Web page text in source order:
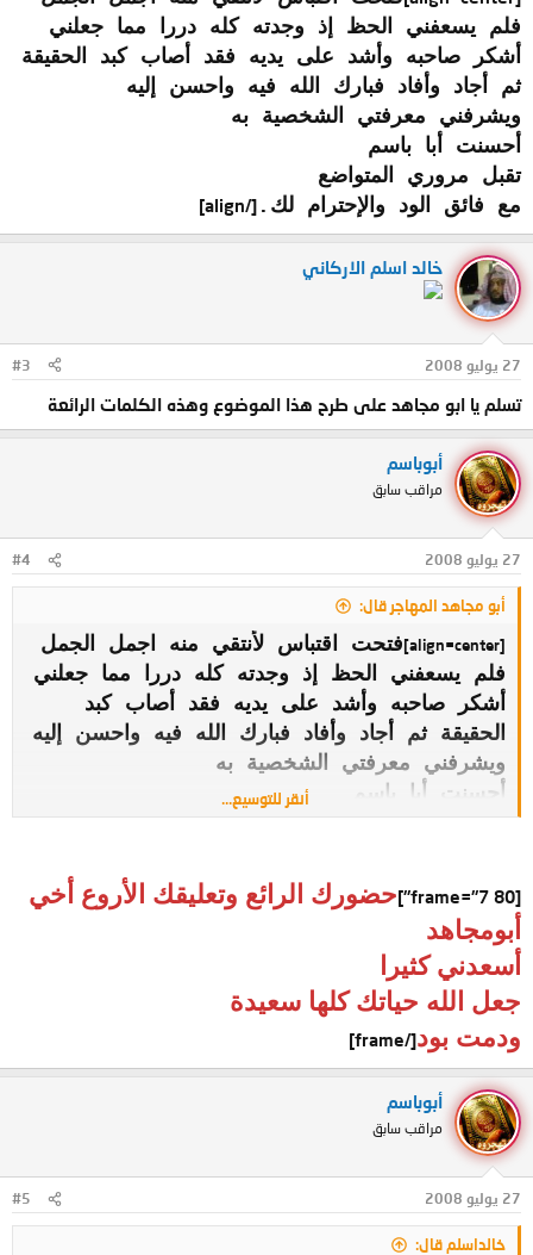
فلم يسعفني الحظ إذ وجدته كله دررا مما جعلني
أشكر صاحبه وأشد على يديه فقد أصاب كبد الحقيقة
ثم أجاد وأفاد فبارك الله فيه واحسن إليه
ويشرفني معرفتي الشخصية به
أحسنت أبا باسم
تقبل مروري المتواضع
مع فائق الود والإحترام لك. [/align]
خالد اسلم الاركاني
27 يوليو 2008 #3
تسلم يا ابو مجاهد على طرح هذا الموضوع وهذه الكلمات الرائعة
أبوباسم
مراقب سابق
27 يوليو 2008 #4
أبو مجاهد المهاجر قال:
[align=center]
فتحت اقتباس لأنتقي منه اجمل الجمل
فلم يسعفني الحظ إذ وجدته كله دررا مما جعلني
أشكر صاحبه وأشد على يديه فقد أصاب كبد
الحقيقة ثم أجاد وأفاد فبارك الله فيه واحسن إليه
ويشرفني معرفتي الشخصية به
أحسنت أبا باسم
تقبل مروري المتواضع
أنقر للتوسيع...
[frame="7 80"]
حضورك الرائع وتعليقك الأروع أخي
أبومجاهد
أسعدني كثيرا
جعل الله حياتك كلها سعيدة
ودمت بود[/frame]
أبوباسم
مراقب سابق
27 يوليو 2008 #5
خالداسلم قال: